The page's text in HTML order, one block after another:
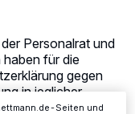
Personalrat und
für die
gegen
in jeglicher
Inhalte und
Sie auf den Link
der Webseite klicken.
Weitere
Seiten und